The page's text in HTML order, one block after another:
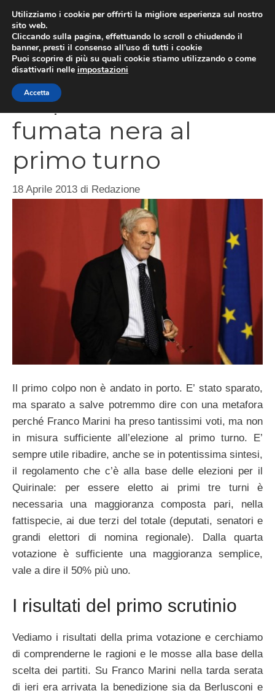
contenuto
Stop a Marini:
fumata nera al
primo turno
18 Aprile 2013 di Redazione
Il primo colpo non è andato in porto. E’ stato sparato,
ma sparato a salve potremmo dire con una metafora
perché Franco Marini ha preso tantissimi voti, ma non
in misura sufficiente all’elezione al primo turno. E’
sempre utile ribadire, anche se in potentissima sintesi,
il regolamento che c’è alla base delle elezioni per il
Quirinale: per essere eletto ai primi tre turni è
necessaria una maggioranza composta pari, nella
fattispecie, ai due terzi del totale (deputati, senatori e
grandi elettori di nomina regionale). Dalla quarta
votazione è sufficiente una maggioranza semplice,
vale a dire il 50% più uno.
I risultati del primo scrutinio
Vediamo i risultati della prima votazione e cerchiamo
di comprenderne le ragioni e le mosse alla base della
scelta dei partiti. Su Franco Marini nella tarda serata
di ieri era arrivata la benedizione sia da Berlusconi e
Utilizziamo i cookie per offrirti la migliore esperienza sul nostro
sito web.
Cliccando sulla pagina, effettuando lo scroll o chiudendo il
banner, presti il consenso all’uso di tutti i cookie
Puoi scoprire di più su quali cookie stiamo utilizzando o come
disattivarli nelle impostazioni
Accetta